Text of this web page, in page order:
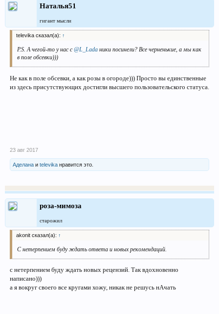
Наталья51
гигант мысли
televika сказал(а): ↑
P.S. А чегой-то у нас с@L_Lada ники посинели? Все черненькие, а мы как
в поле обсевки)))
Не как в поле обсевки, а как розы в огороде))) Просто вы единственные
из здесь присутствующих достигли высшего пользовательского статуса.
23 авг 2017
Аделана и televika нравится это.
роза-мимоза
старожил
akonit сказал(а): ↑
С нетерпением буду ждать ответа и новых рекомендаций.
с нетерпением буду ждать новых рецензий. Так вдохновенно
написано)))
а я вокруг своего все кругами хожу, никак не решусь нАчать